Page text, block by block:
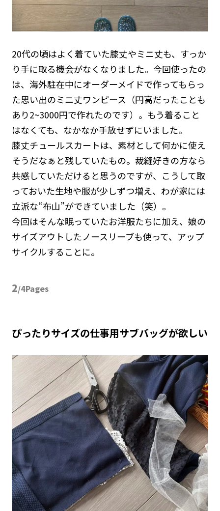
20代の頃はよく着ていた膝丈やミニ丈も、すっか
り手に取る機会がなくなりました。今回使ったの
は、海外駐在中にオーダーメイドで作ってもらっ
た思い出のミニ丈ワンピース（円高だったことも
あり2~3000円で作れたのです）。もう着ること
はなくても、なかなか手放せずにいました。
膝丈チュールスカートは、素材として何かに使え
そうだなぁと残していたもの。裁縫好きの方なら
共感していただけると思うのですが、こうして取
っておいた生地や服が少しずつ増え、わが家には
立派な“布山”ができていました（笑）。
今回はそんな眠っていたお洋服たちに加え、娘の
サイズアウトしたノースリーブも使って、アップ
サイクルすることに。
2/4Pages
ぴったりサイズの仕事用サブバッグが欲しい